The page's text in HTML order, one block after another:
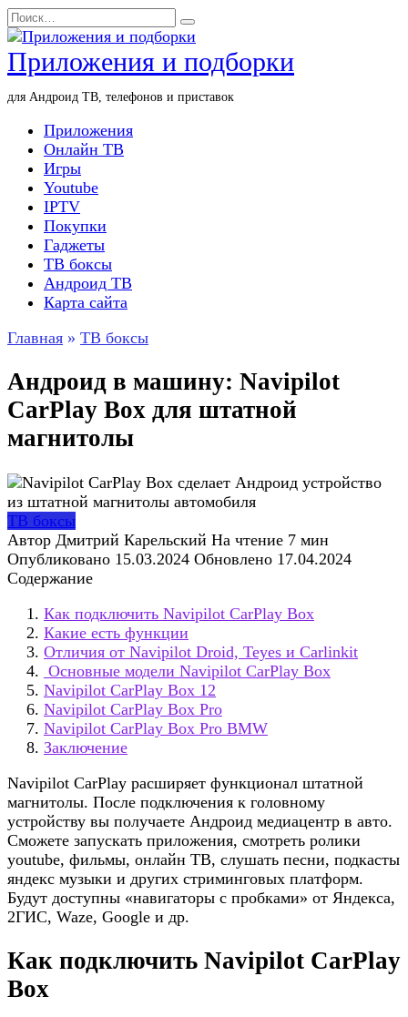
Перейти
к
содержанию
Search
for:
Приложения и подборки
для Андроид ТВ, телефонов и приставок
Приложения
Онлайн ТВ
Игры
Youtube
IPTV
Покупки
Гаджеты
ТВ боксы
Андроид ТВ
Карта сайта
Главная » ТВ боксы
Андроид в машину: Navipilot
CarPlay Box для штатной
магнитолы
ТВ боксы
Автор Дмитрий Карельский На чтение 7 мин
Опубликовано 15.03.2024 Обновлено 17.04.2024
Содержание
Как подключить Navipilot CarPlay Box
Какие есть функции
Отличия от Navipilot Droid, Teyes и Carlinkit
Основные модели Navipilot CarPlay Box
Navipilot CarPlay Box 12
Navipilot CarPlay Box Pro
Navipilot CarPlay Box Pro BMW
Заключение
Navipilot CarPlay расширяет функционал штатной
магнитолы. После подключения к головному
устройству вы получаете Андроид медиацентр в авто.
Сможете запускать приложения, смотреть ролики
youtube, фильмы, онлайн ТВ, слушать песни, подкасты
яндекс музыки и других стриминговых платформ.
Будут доступны «навигаторы с пробками» от Яндекса,
2ГИС, Waze, Google и др.
Как подключить Navipilot CarPlay
Box